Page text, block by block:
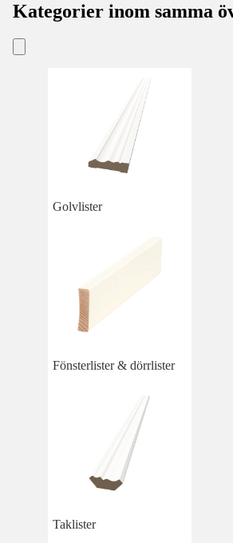
Kategorier inom samma
Golvlister
Fönsterlister & dörrlister
Taklister